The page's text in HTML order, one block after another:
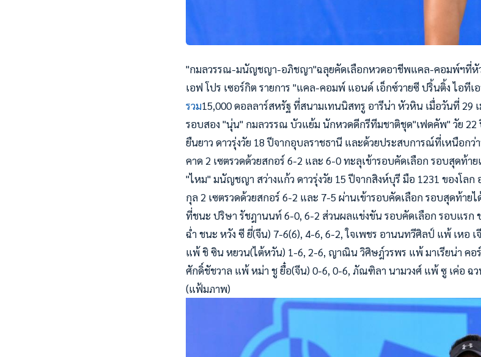
"กมลวรรณ-มนัญชญา-อภิชญา"ฉลุยคัดเลือกหวดอาชีพแคล-คอมพ์ฯที่หั
เอฟ โปร เซอร์กิต รายการ "แคล-คอมพ์ แอนด์ เอ็กซ์วายซี ปริ้นติ้ง ไอทีเ
รวม15,000 ดอลลาร์สหรัฐ ที่สนามเทนนิสทรู อารีน่า หัวหิน เมื่อวันที่ 29
รอบสอง "นุ่น" กมลวรรณ บัวแย้ม นักหวดดีกรีทีมชาติชุด"เฟดคัพ" วัย 22
ยืนยาว ดาวรุ่งวัย 18 ปีจากอุบลราชธานี และด้วยประสบการณ์ที่เหนือกว่
คาด 2 เซตรวดด้วยสกอร์ 6-2 และ 6-0 ทะลุเข้ารอบคัดเลือก รอบสุดท้า
"ไหม" มนัญชญา สว่างแก้ว ดาวรุ่งวัย 15 ปีจากสิงห์บุรี มือ 1231 ของโล
กุล 2 เซตรวดด้วยสกอร์ 6-2 และ 7-5 ผ่านเข้ารอบคัดเลือก รอบสุดท้ายไ
ที่ชนะ ปริษา รัชฎานนท์ 6-0, 6-2 ส่วนผลแข่งขัน รอบคัดเลือก รอบแรก
ฉ่ำ ชนะ หวัง ซี ยี่(จีน) 7-6(6), 4-6, 6-2, ใจเพชร อานนทวีศิลป์ แพ้ เหอ เ
แพ้ ชิ ซิน หยวน(ไต้หวัน) 1-6, 2-6, ญาณิน วิศิษฎ์วรพร แพ้ มาเรียน่า คอ
ศักดิ์ชัชวาล แพ้ หม่า ชู ยื๋อ(จีน) 0-6, 0-6, ภัณฑิลา นามวงศ์ แพ้ ซู เค่อ ฉ
(แฟ้มภาพ)